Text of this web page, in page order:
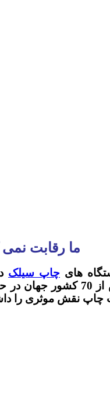
ما رقابت نمی
های چاپ سیلک
میباشد.لازم به توضیح
چاپ نقش موثری را